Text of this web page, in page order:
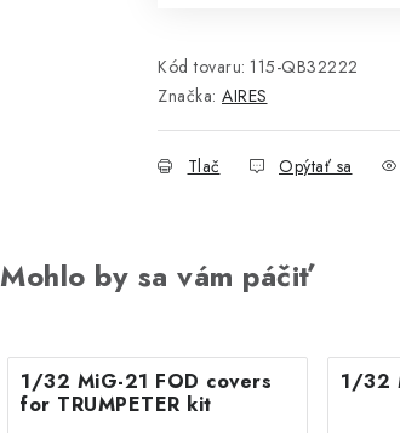
Kód tovaru: 115-QB32222
Značka: AIRES
Tlač Opýtať sa
Mohlo by sa vám páčiť
1/32 MiG-21 FOD covers
for TRUMPETER kit
1/32